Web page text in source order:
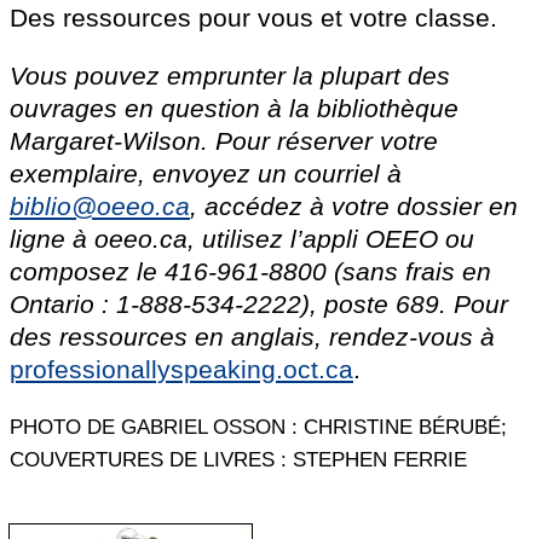
Des ressources pour vous et votre classe.
Vous pouvez emprunter la plupart des
ouvrages en question à la bibliothèque
Margaret-Wilson. Pour réserver votre
exemplaire, envoyez un courriel à
biblio@oeeo.ca, accédez à votre dossier en
ligne à oeeo.ca, utilisez l’appli OEEO ou
composez le 416-961-8800 (sans frais en
Ontario : 1-888-534-2222), poste 689. Pour
des ressources en anglais, rendez-vous à
professionallyspeaking.oct.ca.
PHOTO DE GABRIEL OSSON : CHRISTINE BÉRUBÉ;
COUVERTURES DE LIVRES : STEPHEN FERRIE